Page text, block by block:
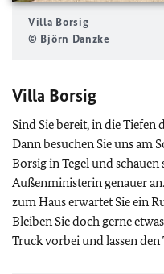
Villa Borsig
© Björn Danzke
Villa Borsig
Sind Sie bereit, in die Tiefen
Dann besuchen Sie uns am
Borsig in Tegel und schauen
Außenministerin genauer
zum Haus erwartet Sie ein
Bleiben Sie doch gerne
Truck vorbei und lassen den